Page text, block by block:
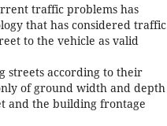
traffic problems has
that has considered traffic
to the vehicle as valid
streets according to their
of ground width and depth
and the building frontage